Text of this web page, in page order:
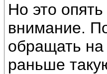
Но это
внимание.
обращать
раньше